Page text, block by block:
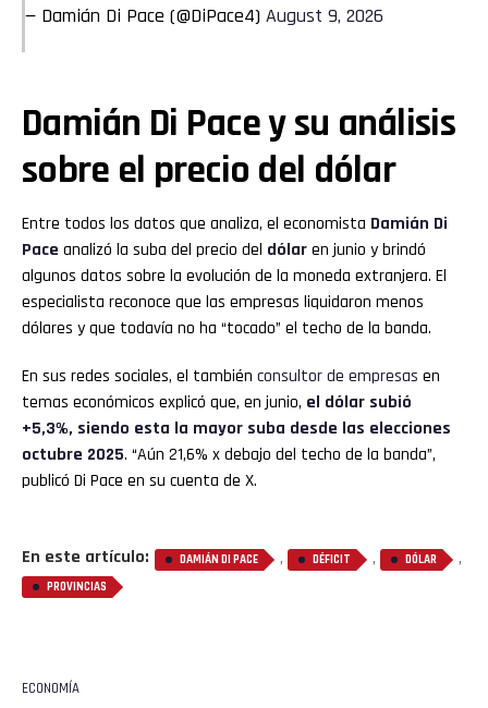
— Damián Di Pace (@DiPace4) August 9, 2026
Damián Di Pace y su análisis
sobre el precio del dólar
Entre todos los datos que analiza, el economista Damián Di
Pace analizó la suba del precio del dólaren junio y brindó
algunos datos sobre la evolución de la moneda extranjera. El
especialista reconoce que las empresas liquidaron menos
dólares y que todavía no ha “tocado” el techo de la banda.
En sus redes sociales, el también consultor de empresas en
temas económicos explicó que, en junio, el dólar subió
+5,3%, siendo esta la mayor suba desde las elecciones
octubre 2025. “Aún 21,6% x debajo del techo de la banda”,
publicó Di Pace en su cuenta de X.
En este artículo: DAMIÁN DI PACE , DÉFICIT , DÓLAR ,
PROVINCIAS
ECONOMÍA